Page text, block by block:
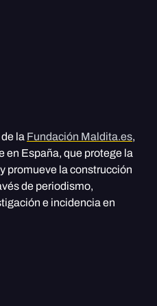
la Fundación Maldita.es,
en España, que protege la
promueve la construcción
de periodismo,
e incidencia en